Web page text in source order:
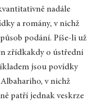
nadále
a romány, v nichž
podání. Píše-li už
zřídkakdy o ústřední
jsou povídky
v nichž
patří jednak veskrze